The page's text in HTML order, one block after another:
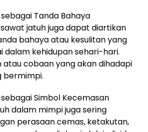
Tanda Bahaya
jatuh juga dapat diartikan
bahaya atau kesulitan yang
dalam kehidupan sehari-hari.
atau cobaan yang akan dihadapi
bermimpi.
Simbol Kecemasan
dalam mimpi juga sering
perasaan cemas, ketakutan,